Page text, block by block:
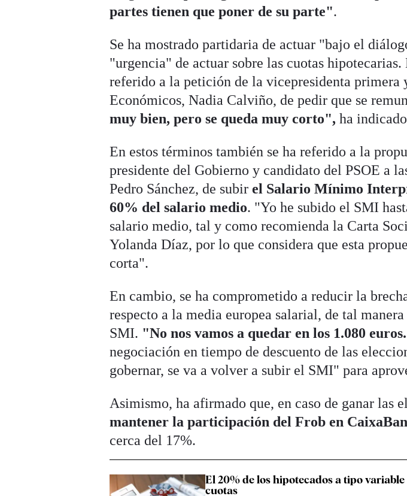
partes tienen que poner de su parte".
Se ha mostrado partidaria de actuar "bajo el
"urgencia" de actuar sobre las cuotas hipotecarias.
referido a la petición de la vicepresidenta primera
Económicos, Nadia Calviño, de pedir que se
muy bien, pero se queda muy corto", ha
En estos términos también se ha referido a la
presidente del Gobierno y candidato del PSOE a
Pedro Sánchez, de subirel Salario Mínimo
60% del salario medio. "Yo he subido el SMI
salario medio, tal y como recomienda la Carta
Yolanda Díaz, por lo que considera que esta
corta".
En cambio, se ha comprometido a reducir la
respecto a la media europea salarial, de tal
SMI. "No nos vamos a quedar en los 1.080 euros.
negociación en tiempo de descuento de las
gobernar, se va a volver a subir el SMI" para
Asimismo, ha afirmado que, en caso de ganar las
mantener la participación del Frob en
cerca del 17%.
El 20% de los hipotecados a tipo
cuotas